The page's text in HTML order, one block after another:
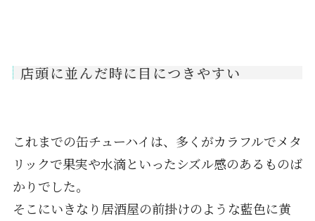
店頭に並んだ時に目につきやすい
これまでの缶チューハイは、多くがカラフルでメタ
リックで果実や水滴といったシズル感のあるものば
かりでした。
そこにいきなり居酒屋の前掛けのような藍色に黄